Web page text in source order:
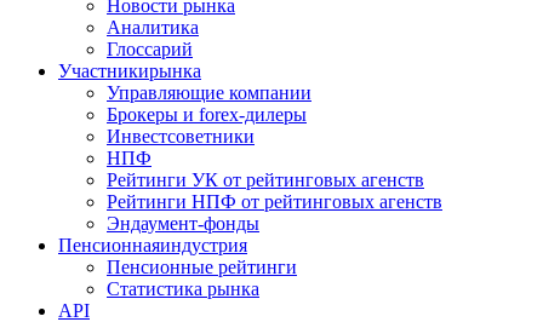
Новости рынка
Аналитика
Глоссарий
Участникирынка
Управляющие компании
Брокеры и forex-дилеры
Инвестсоветники
НПФ
Рейтинги УК от рейтинговых агенств
Рейтинги НПФ от рейтинговых агенств
Эндаумент-фонды
Пенсионнаяиндустрия
Пенсионные рейтинги
Статистика рынка
API